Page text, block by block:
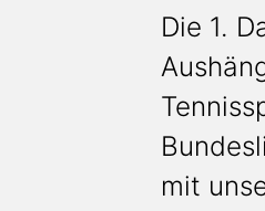
Die 1.
mit